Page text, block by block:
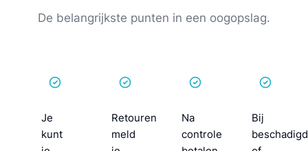
De belangrijkste punten in een oogopslag.
Je
kunt
Retouren
meld
Na
controle
Bij